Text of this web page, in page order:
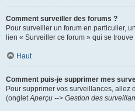
Comment surveiller des forums ?
Pour surveiller un forum en particulier,
lien « Surveiller ce forum » qui se
Haut
Comment puis-je supprimer mes
Pour supprimer vos surveillances, allez
(ongletAperçu --> Gestion des